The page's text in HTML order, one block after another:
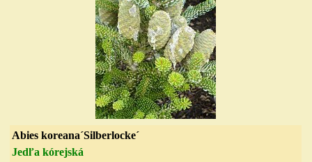
Abies koreana´Silberlocke´
Jedľa kórejská